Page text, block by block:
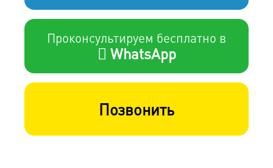
Проконсультируем бесплатно в
WhatsApp
Позвонить